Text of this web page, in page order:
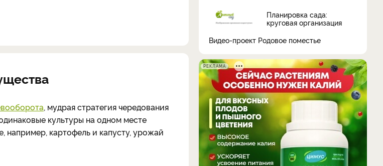
, мудрая стратегия чередования
культуры на одном месте
например, картофель и капусту, урожай
Планировка сада:
круговая организация
Видео-проект Родовое поместье
РЕКЛАМА